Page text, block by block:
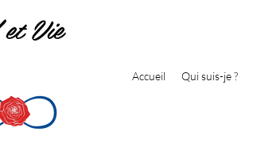
Vie
Accueil Qui suis-je ?